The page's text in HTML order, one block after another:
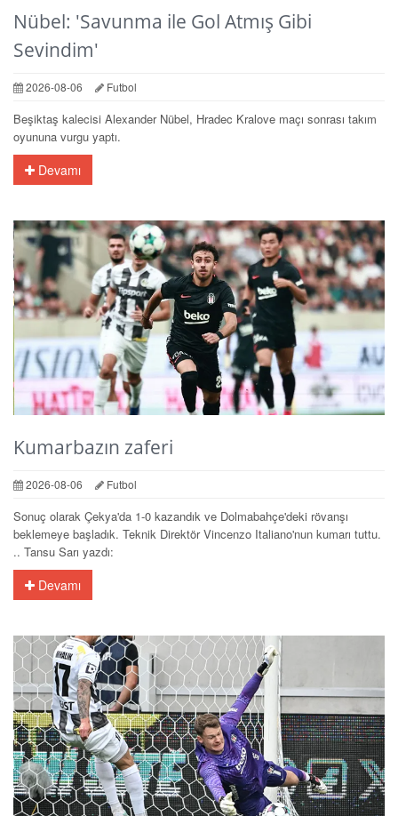
Nübel: 'Savunma ile Gol Atmış Gibi
Sevindim'
2026-08-06 Futbol
Beşiktaş kalecisi Alexander Nübel, Hradec Kralove maçı sonrası takım
oyununa vurgu yaptı.
Devamı
Kumarbazın zaferi
2026-08-06 Futbol
Sonuç olarak Çekya'da 1-0 kazandık ve Dolmabahçe'deki rövanşı
beklemeye başladık. Teknik Direktör Vincenzo Italiano'nun kumarı tuttu.
.. Tansu Sarı yazdı:
Devamı